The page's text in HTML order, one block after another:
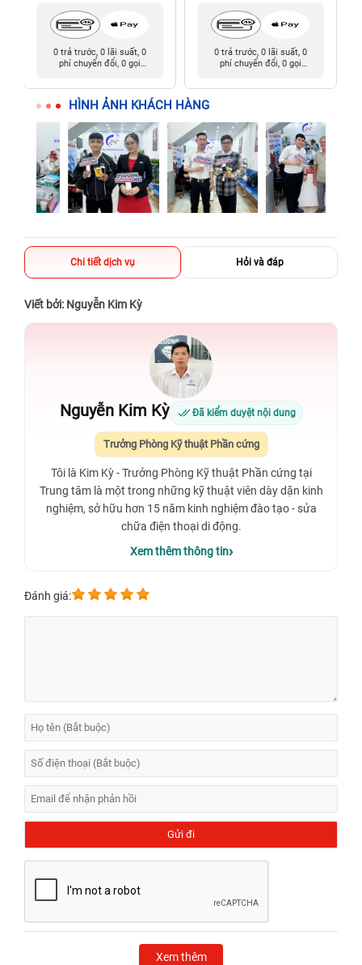
0 trả trước, 0 lãi suất, 0
phí chuyển đổi, 0 gọi
0 trả trước, 0 lãi suất, 0
phí chuyển đổi, 0 gọi
HÌNH ẢNH KHÁCH HÀNG
Chi tiết dịch vụ Hỏi và đáp
Viết bởi: Nguyễn Kim Kỳ
Nguyễn Kim Kỳ Đã kiểm duyệt nội dung
Trưởng Phòng Kỹ thuật Phần cứng
Tôi là Kim Kỳ - Trưởng Phòng Kỹ thuật Phần cứng tại
Trung tâm là một trong những kỹ thuật viên dày dặn kinh
nghiệm, sở hữu hơn 15 năm kinh nghiệm đào tạo - sửa
chữa điện thoại di động.
Xem thêm thông tin
Đánh giá:
Xem thêm